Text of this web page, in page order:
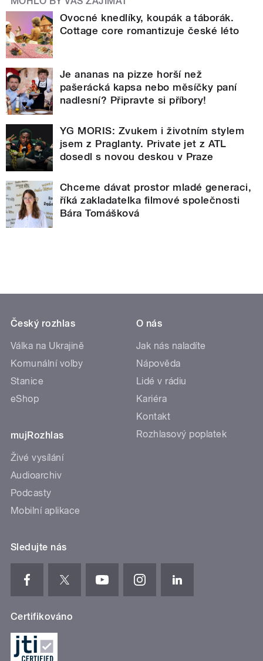
Ovocné knedlíky, koupák a táborák.
Cottage core romantizuje české léto
Je ananas na pizze horší než
pašerácká kapsa nebo měsíčky paní
nadlesní? Připravte si příbory!
YG MORIS: Zvukem i životním stylem
jsem z Praglanty. Private jet z ATL
dosedl s novou deskou v Praze
Chceme dávat prostor mladé generaci,
říká zakladatelka filmové společnosti
Bára Tomášková
Český rozhlas
Válka na Ukrajině
Komunální volby
Stanice
eShop
mujRozhlas
Živé vysílání
Audioarchiv
Podcasty
Mobilní aplikace
O nás
Jak nás naladíte
Nápověda
Lidé v rádiu
Kariéra
Kontakt
Rozhlasový poplatek
Sledujte nás
Certifikováno